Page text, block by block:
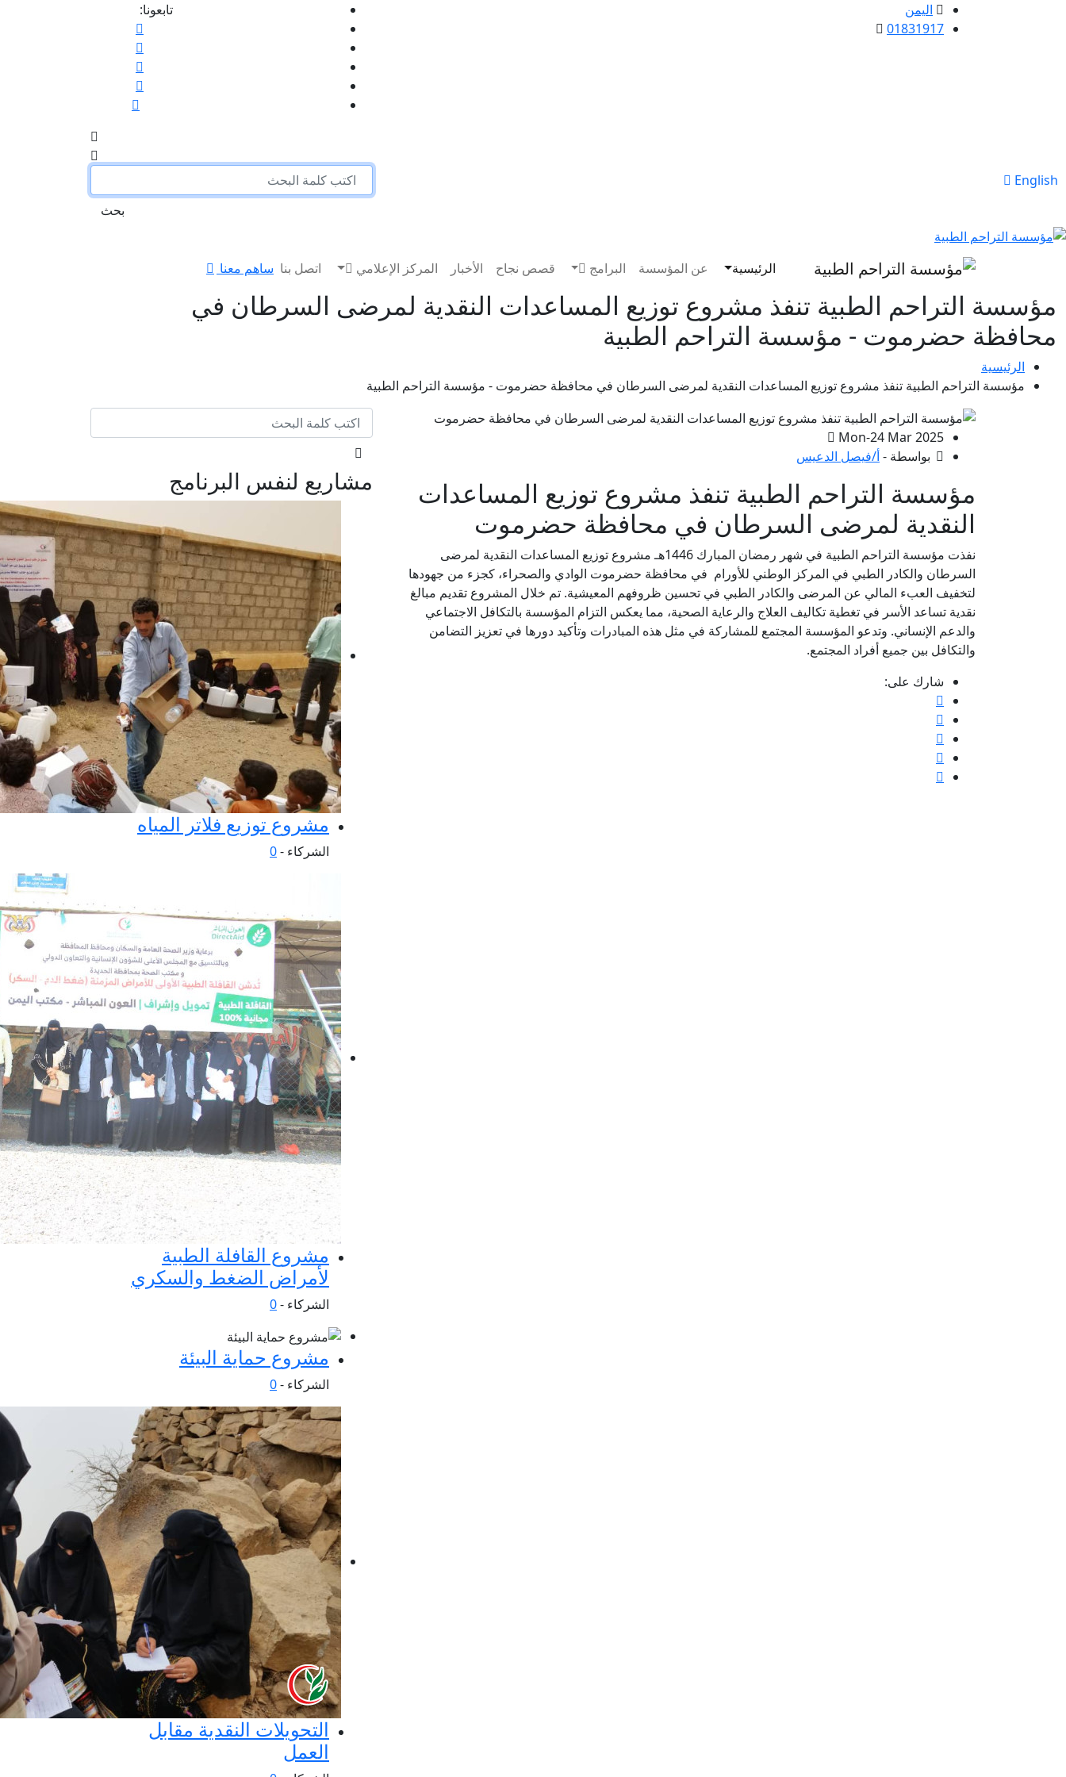
اليمن
01831917
تابعونا:
بحث
الرئيسية عن المؤسسة البرامج قصص نجاح الأخبار المركز الإعلامي اتصل بنا ساهم معنا
مؤسسة التراحم الطبية تنفذ مشروع توزيع المساعدات النقدية لمرضى السرطان في
محافظة حضرموت - مؤسسة التراحم الطبية
الرئيسية
مؤسسة التراحم الطبية تنفذ مشروع توزيع المساعدات النقدية لمرضى السرطان في محافظة حضرموت - مؤسسة التراحم الطبية
Mon-24 Mar 2025
بواسطة -أ/فيصل الدعيس
مؤسسة التراحم الطبية تنفذ مشروع توزيع المساعدات
النقدية لمرضى السرطان في محافظة حضرموت
نفذت مؤسسة التراحم الطبية في شهر رمضان المبارك 1446هـ مشروع توزيع المساعدات النقدية لمرضى
السرطان والكادر الطبي في المركز الوطني للأورام في محافظة حضرموت الوادي والصحراء، كجزء من جهودها
لتخفيف العبء المالي عن المرضى والكادر الطبي في تحسين ظروفهم المعيشية. تم خلال المشروع تقديم مبالغ
نقدية تساعد الأسر في تغطية تكاليف العلاج والرعاية الصحية، مما يعكس التزام المؤسسة بالتكافل الاجتماعي
والدعم الإنساني. وتدعو المؤسسة المجتمع للمشاركة في مثل هذه المبادرات وتأكيد دورها في تعزيز التضامن
والتكافل بين جميع أفراد المجتمع.
شارك على:
مشاريع لنفس البرنامج
مشروع توزيع فلاتر المياه
الشركاء -0
مشروع القافلة الطبية
لأمراض الضغط والسكري
الشركاء -0
مشروع حماية البيئة
الشركاء -0
التحويلات النقدية مقابل
العمل
English